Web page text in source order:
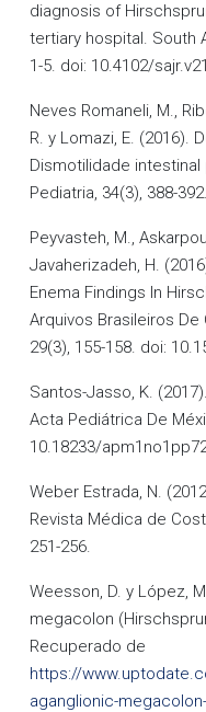
diagnosis of
tertiary hospital. South
1-5. doi: 10.4102/
Neves Romaneli, M.,
R. y Lomazi, E. (2016).
Dismotilidade intestinal
Pediatria, 34(3), 388-
Peyvasteh, M.,
Javaherizadeh, H.
Enema Findings In
Arquivos Brasileiros De
29(3), 155-158. doi:
Santos-Jasso, K.
Acta Pediátrica De
10.18233/
Weber Estrada, N.
Revista Médica de
251-256.
Weesson, D. y López,
megacolon
Recuperado de
https://
aganglionic-